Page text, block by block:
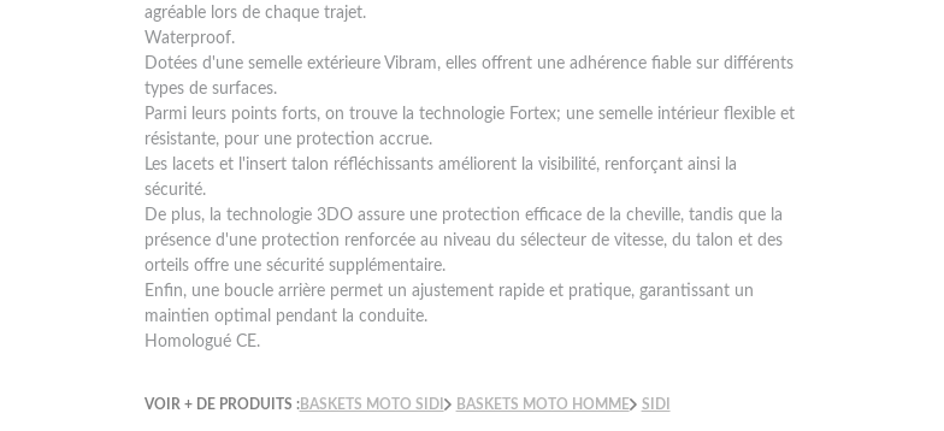
agréable lors de chaque trajet.
Waterproof.
Dotées d'une semelle extérieure Vibram, elles offrent une adhérence fiable sur différents
types de surfaces.
Parmi leurs points forts, on trouve la technologie Fortex; une semelle intérieur flexible et
résistante, pour une protection accrue.
Les lacets et l'insert talon réfléchissants améliorent la visibilité, renforçant ainsi la
sécurité.
De plus, la technologie 3DO assure une protection efficace de la cheville, tandis que la
présence d'une protection renforcée au niveau du sélecteur de vitesse, du talon et des
orteils offre une sécurité supplémentaire.
Enfin, une boucle arrière permet un ajustement rapide et pratique, garantissant un
maintien optimal pendant la conduite.
Homologué CE.
VOIR + DE PRODUITS :BASKETS MOTO SIDI BASKETS MOTO HOMME SIDI